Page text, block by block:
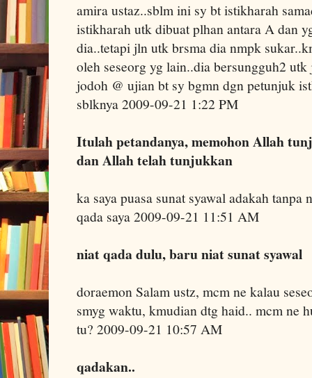
amira ustaz..sblm ini sy bt istikharah
istikharah utk dibuat plhan antara A dan
dia..tetapi jln utk brsma dia nmpk
oleh seseorg yg lain..dia bersungguh2
jodoh @ ujian bt sy bgmn dgn petunjuk
sblknya 2009-09-21 1:22 PM
Itulah petandanya, memohon Allah
dan Allah telah tunjukkan
ka saya puasa sunat syawal adakah tanpa
qada saya 2009-09-21 11:51 AM
niat qada dulu, baru niat sunat syawal
doraemon Salam ustz, mcm ne kalau
smyg waktu, kmudian dtg haid.. mcm ne
tu? 2009-09-21 10:57 AM
qadakan..